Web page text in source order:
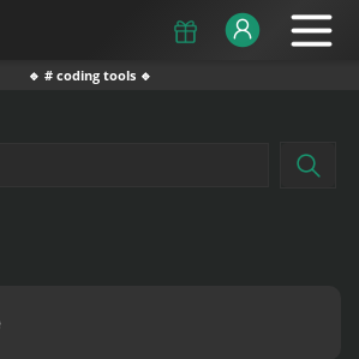
🔹 # coding tools 🔹